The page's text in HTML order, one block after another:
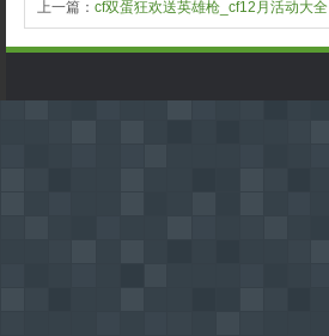
上一篇： cf双蛋狂欢送英雄枪_cf12月活动大全